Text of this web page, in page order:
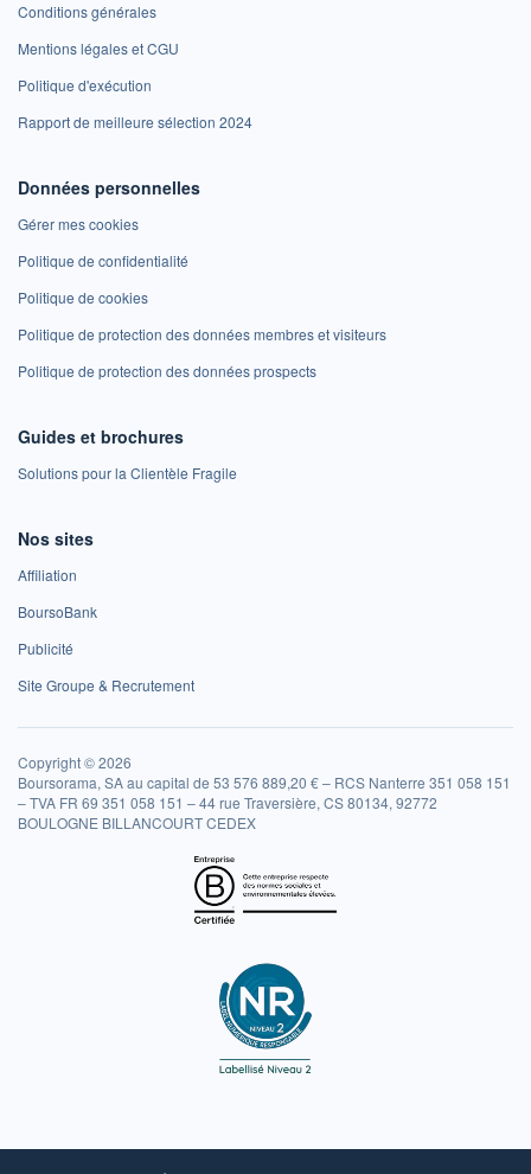
Conditions générales
Mentions légales et CGU
Politique d'exécution
Rapport de meilleure sélection 2024
Données personnelles
Gérer mes cookies
Politique de confidentialité
Politique de cookies
Politique de protection des données membres et visiteurs
Politique de protection des données prospects
Guides et brochures
Solutions pour la Clientèle Fragile
Nos sites
Affiliation
BoursoBank
Publicité
Site Groupe & Recrutement
Copyright © 2026
Boursorama, SA au capital de 53 576 889,20 € – RCS Nanterre 351 058 151
– TVA FR 69 351 058 151 – 44 rue Traversière, CS 80134, 92772
BOULOGNE BILLANCOURT CEDEX